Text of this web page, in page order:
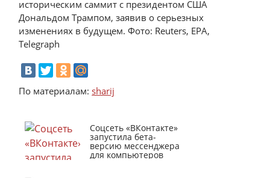
историческим саммит с президентом США
Дональдом Трампом, заявив о серьезных
изменениях в будущем. Фото: Reuters, EPA,
Telegraph
По материалам:sharij
Соцсеть «ВКонтакте»
запустила бета-
версию мессенджера
для компьютеров